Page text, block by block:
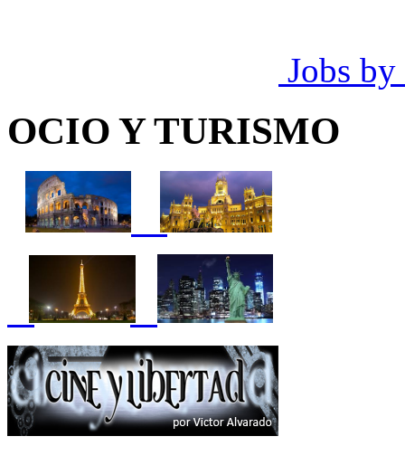
Jobs by
OCIO Y TURISMO